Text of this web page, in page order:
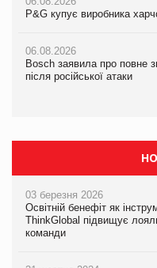
P&G купує виробника
06.08.2026
Bosch заявила про повне
після російської атаки
P&G купує виробника
06.08.2026
Bosch заявила про повне
після російської атаки
P&G купує виробника
06.08.2026
Bosch заявила про повне
після російської атаки
03 березня 2026
Освітній бенефіт як
ThinkGlobal підвищує
команди